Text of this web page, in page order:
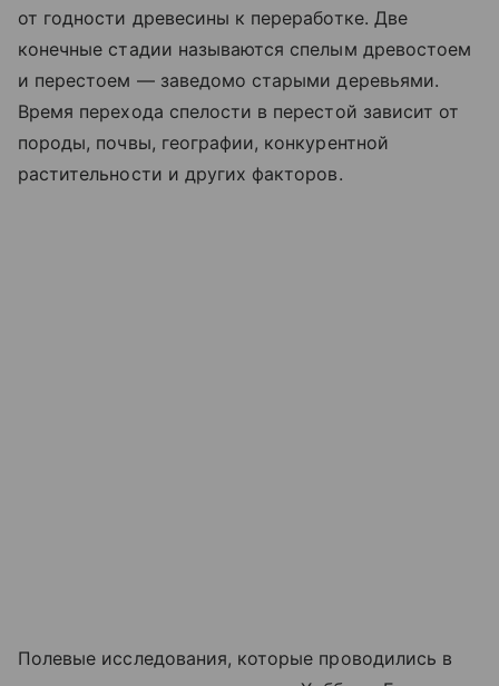
от годности древесины к переработке. Две
конечные стадии называются спелым древостоем
и перестоем — заведомо старыми деревьями.
Время перехода спелости в перестой зависит от
породы, почвы, географии, конкурентной
растительности и других факторов.
Полевые исследования, которые проводились в